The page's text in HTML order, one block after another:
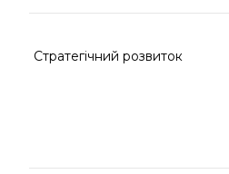
Стратегічний розвиток